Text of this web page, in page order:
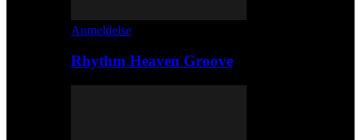
Anmeldelse
Rhythm Heaven Groove